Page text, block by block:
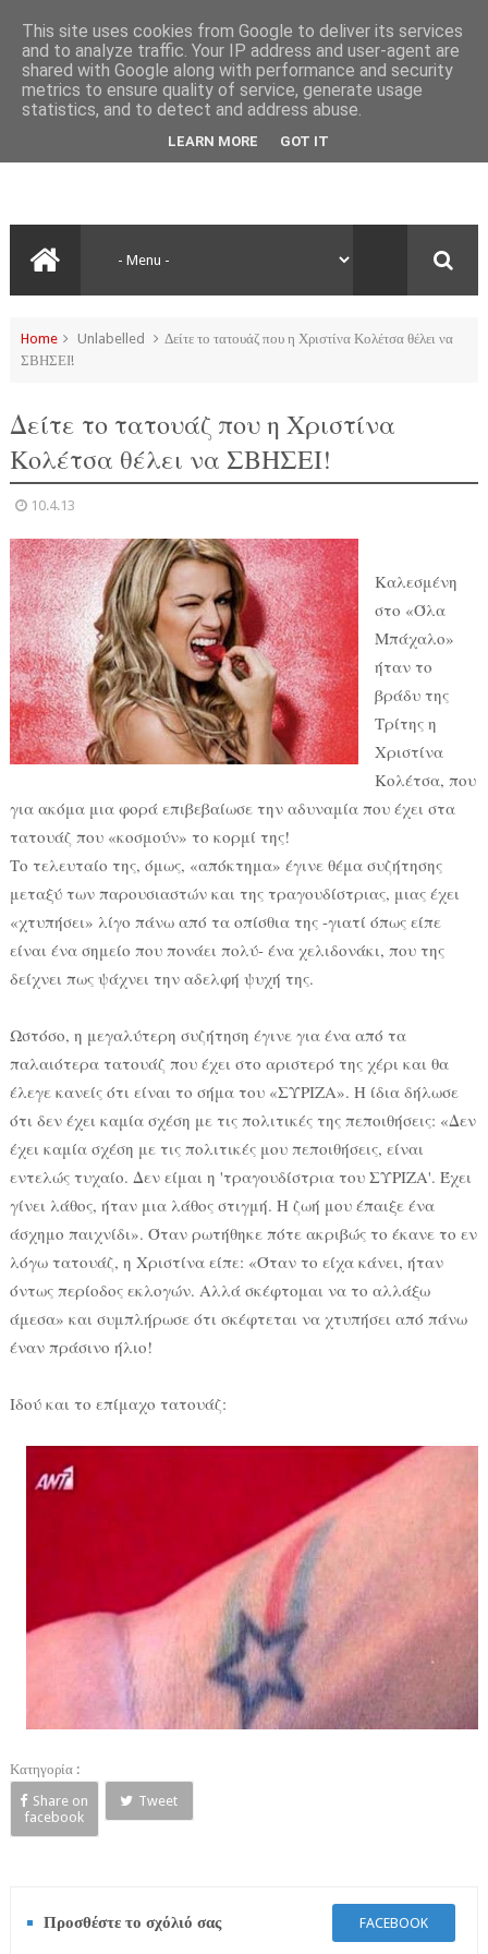
Home Unlabelled
Δείτε το τατουάζ που η Χριστίνα Κολέτσα θέλει να
ΣΒΗΣΕΙ!
Δείτε το τατουάζ που η Χριστίνα
Κολέτσα θέλει να ΣΒΗΣΕΙ!
10.4.13
Καλεσμένη
στο «Όλα
Μπάχαλο»
ήταν το
βράδυ της
Τρίτης η
Χριστίνα
Κολέτσα, που
για ακόμα μια φορά επιβεβαίωσε την αδυναμία που έχει στα
τατουάζ που «κοσμούν» το κορμί της!
Το τελευταίο της, όμως, «απόκτημα» έγινε θέμα συζήτησης
μεταξύ των παρουσιαστών και της τραγουδίστριας, μιας έχει
«χτυπήσει» λίγο πάνω από τα οπίσθια της -γιατί όπως είπε
είναι ένα σημείο που πονάει πολύ- ένα χελιδονάκι, που της
δείχνει πως ψάχνει την αδελφή ψυχή της.
Ωστόσο, η μεγαλύτερη συζήτηση έγινε για ένα από τα
παλαιότερα τατουάζ που έχει στο αριστερό της χέρι και θα
έλεγε κανείς ότι είναι το σήμα του «ΣΥΡΙΖΑ». Η ίδια δήλωσε
ότι δεν έχει καμία σχέση με τις πολιτικές της πεποιθήσεις: «Δεν
έχει καμία σχέση με τις πολιτικές μου πεποιθήσεις, είναι
εντελώς τυχαίο. Δεν είμαι η 'τραγουδίστρια του ΣΥΡΙΖΑ'. Έχει
γίνει λάθος, ήταν μια λάθος στιγμή. Η ζωή μου έπαιξε ένα
άσχημο παιχνίδι». Όταν ρωτήθηκε πότε ακριβώς το έκανε το εν
λόγω τατουάζ, η Χριστίνα είπε: «Όταν το είχα κάνει, ήταν
όντως περίοδος εκλογών. Αλλά σκέφτομαι να το αλλάξω
άμεσα» και συμπλήρωσε ότι σκέφτεται να χτυπήσει από πάνω
έναν πράσινο ήλιο!
Ιδού και το επίμαχο τατουάζ:
Κατηγορία :
Share on
facebook
Tweet
Προσθέστε το σχόλιό σας FACEBOOK
This site uses cookies from Google to deliver its services
and to analyze traffic. Your IP address and user-agent are
shared with Google along with performance and security
metrics to ensure quality of service, generate usage
statistics, and to detect and address abuse.
LEARN MORE GOT IT